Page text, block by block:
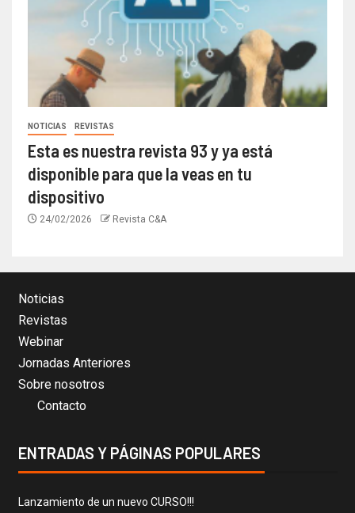
NOTICIAS REVISTAS
Esta es nuestra revista 93 y ya está
disponible para que la veas en tu
dispositivo
24/02/2026 Revista C&A
Noticias
Revistas
Webinar
Jornadas Anteriores
Sobre nosotros
Contacto
ENTRADAS Y PÁGINAS POPULARES
Lanzamiento de un nuevo CURSO!!!